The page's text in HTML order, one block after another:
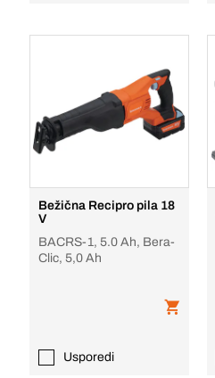
Bežična Recipro pila 18
V
BACRS-1, 5.0 Ah, Bera-
Clic, 5,0 Ah
Usporedi